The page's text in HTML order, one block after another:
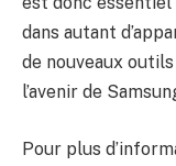
dans autant
de nouveaux
l’avenir de
Pour plus